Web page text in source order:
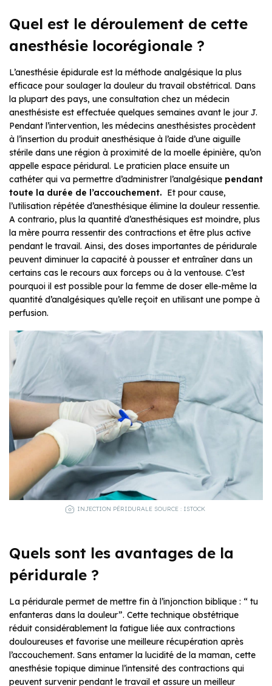
Quel est le déroulement de cette
anesthésie locorégionale ?
L’anesthésie épidurale est la méthode analgésique la plus
efficace pour soulager la douleur du travail obstétrical. Dans
la plupart des pays, une consultation chez un médecin
anesthésiste est effectuée quelques semaines avant le jour J.
Pendant l’intervention, les médecins anesthésistes procèdent
à l’insertion du produit anesthésique à l’aide d’une aiguille
stérile dans une région à proximité de la moelle épinière, qu’on
appelle espace péridural. Le praticien place ensuite un
cathéter qui va permettre d’administrer l’analgésique pendant
toute la durée de l’accouchement. Et pour cause,
l’utilisation répétée d’anesthésique élimine la douleur ressentie.
A contrario, plus la quantité d’anesthésiques est moindre, plus
la mère pourra ressentir des contractions et être plus active
pendant le travail. Ainsi, des doses importantes de péridurale
peuvent diminuer la capacité à pousser et entraîner dans un
certains cas le recours aux forceps ou à la ventouse. C’est
pourquoi il est possible pour la femme de doser elle-même la
quantité d’analgésiques qu’elle reçoit en utilisant une pompe à
perfusion.
INJECTION PÉRIDURALE SOURCE : ISTOCK
Quels sont les avantages de la
péridurale ?
La péridurale permet de mettre fin à l’injonction biblique : “ tu
enfanteras dans la douleur”. Cette technique obstétrique
réduit considérablement la fatigue liée aux contractions
douloureuses et favorise une meilleure récupération après
l’accouchement. Sans entamer la lucidité de la maman, cette
anesthésie topique diminue l’intensité des contractions qui
peuvent survenir pendant le travail et assure un meilleur